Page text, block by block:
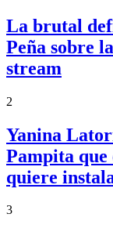
La brutal
Peña sobre
stream
2
Yanina
Pampita
quiere
3